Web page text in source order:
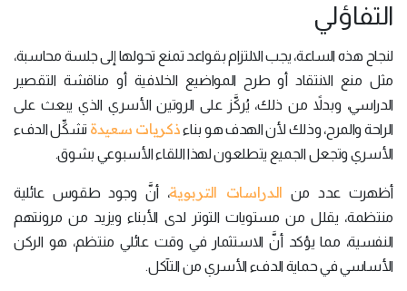
التفاؤلي
لنجاح هذه الساعة، يجب الالتزام بقواعد تمنع تحولها إلى جلسة محاسبة،
مثل منع الانتقاد أو طرح المواضيع الخلافية أو مناقشة التقصير
الدراسي، وبدلاً من ذلك، يُركَّز على الروتين الأسري الذي يبعث على
الراحة والمرح، وذلك لأن الهدف هو بناءذكريات سعيدة تشكِّل الدفء
الأسري وتجعل الجميع يتطلعون لهذا اللقاء الأسبوعي بشوق.
أظهرت عدد من الدراسات التربوية، أنَّ وجود طقوس عائلية
منتظمة، يقلل من مستويات التوتر لدى الأبناء ويزيد من مرونتهم
النفسية، مما يؤكد أنَّ الاستثمار في وقت عائلي منتظم، هو الركن
الأساسي في حماية الدفء الأسري من التآكل.